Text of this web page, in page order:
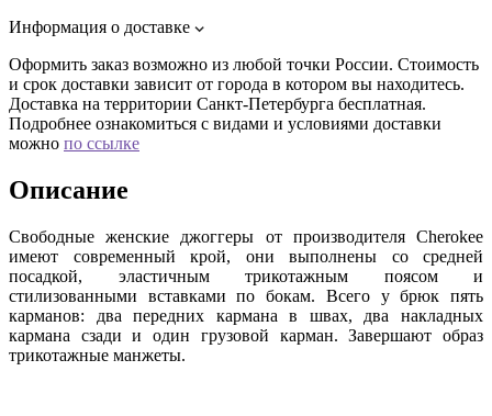
Информация о доставке
Оформить заказ возможно из любой точки России. Стоимость
и срок доставки зависит от города в котором вы находитесь.
Доставка на территории Санкт-Петербурга бесплатная.
Подробнее ознакомиться с видами и условиями доставки
можно по ссылке
Описание
Свободные женские джоггеры от производителя Cherokee
имеют современный крой, они выполнены со средней
посадкой, эластичным трикотажным поясом и
стилизованными вставками по бокам. Всего у брюк пять
карманов: два передних кармана в швах, два накладных
кармана сзади и один грузовой карман. Завершают образ
трикотажные манжеты.